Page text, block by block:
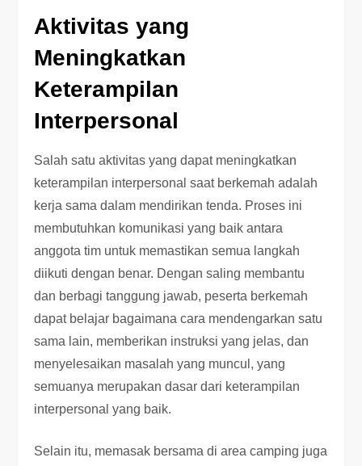
Aktivitas yang
Meningkatkan
Keterampilan
Interpersonal
Salah satu aktivitas yang dapat meningkatkan
keterampilan interpersonal saat berkemah adalah
kerja sama dalam mendirikan tenda. Proses ini
membutuhkan komunikasi yang baik antara
anggota tim untuk memastikan semua langkah
diikuti dengan benar. Dengan saling membantu
dan berbagi tanggung jawab, peserta berkemah
dapat belajar bagaimana cara mendengarkan satu
sama lain, memberikan instruksi yang jelas, dan
menyelesaikan masalah yang muncul, yang
semuanya merupakan dasar dari keterampilan
interpersonal yang baik.
Selain itu, memasak bersama di area camping juga